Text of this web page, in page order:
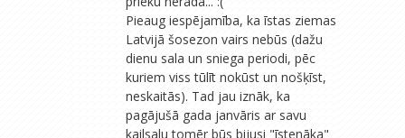
Pieaug iespējamība, ka īstas ziemas
Latvijā šosezon vairs nebūs (dažu
dienu sala un sniega periodi, pēc
kuriem viss tūlīt nokūst un nošķīst,
neskaitās). Tad jau iznāk, ka
pagājušā gada janvāris ar savu
kailsalu tomēr būs bijusi "īstenāka"